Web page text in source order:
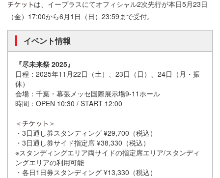
は、イープラスにてオフィシャル2次先行が本日5月23日
（金）17:00から6月1日（日）23:59まで受付。
イベント情報
『尽未来祭 2025』
日程：2025年11月22日（土）、23日（日）、24日（月・振
休）
会場：千葉・幕張メッセ国際展示場9-11ホール
時間：OPEN 10:30 / START 12:00
＜
＞
・3日通し券スタンディング ¥29,700（税込）
・3日通し券サイド指定席 ¥38,330（税込）
※スタンディングエリア両サイドの指定席エリア/スタンディ
ングエリアの利用可能
・各日1日券スタンディング ¥13,330（税込）